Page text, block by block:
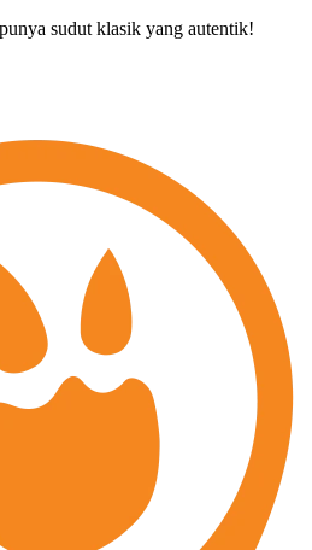
sudut klasik yang autentik!